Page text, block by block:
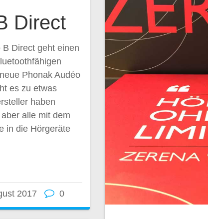
Direct
Direct geht einen
Phonak Audéo
es zu etwas
haben
alle mit dem
in die Hörgeräte
2017 0